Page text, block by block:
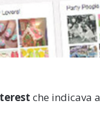
che indicava a